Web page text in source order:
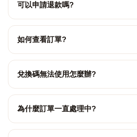
可以申請退款嗎?
如何查看訂單?
兌換碼無法使用怎麼辦?
為什麼訂單一直處理中?